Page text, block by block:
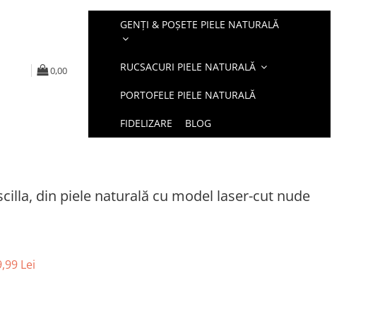
0,00
GENȚI & POȘETE PIELE NATURALĂ
RUCSACURI PIELE NATURALĂ
PORTOFELE PIELE NATURALĂ
FIDELIZARE BLOG
din piele naturală cu model laser-cut nude
Lei